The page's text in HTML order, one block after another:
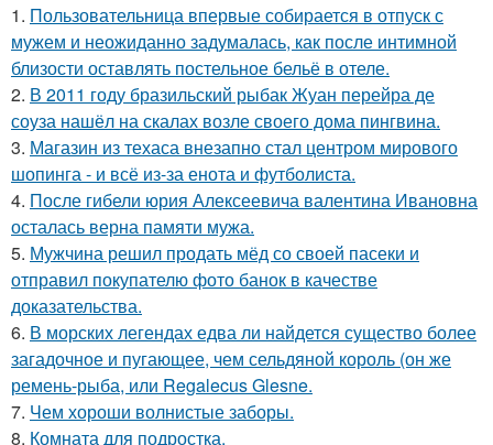
1. Пользовательница впервые собирается в отпуск с
мужем и неожиданно задумалась, как после интимной
близости оставлять постельное бельё в отеле.
2. В 2011 году бразильский рыбак Жуан перейра де
соуза нашёл на скалах возле своего дома пингвина.
3. Магазин из техаса внезапно стал центром мирового
шопинга - и всё из-за енота и футболиста.
4. После гибели юрия Алексеевича валентина Ивановна
осталась верна памяти мужа.
5. Мужчина решил продать мёд со своей пасеки и
отправил покупателю фото банок в качестве
доказательства.
6. В морских легендах едва ли найдется существо более
загадочное и пугающее, чем сельдяной король (он же
ремень-рыба, или Regalecus Glesne.
7. Чем хороши волнистые заборы.
8. Комната для подростка.